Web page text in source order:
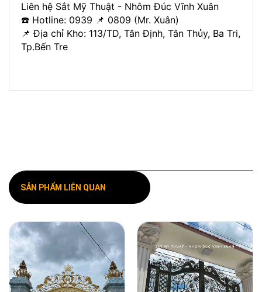
Liên hệ Sắt Mỹ Thuật - Nhôm Đúc Vĩnh Xuân
☎️ Hotline: 0939 📌 0809 (Mr. Xuân)
📌 Địa chỉ Kho: 113/TD, Tân Định, Tân Thủy, Ba Tri,
Tp.Bến Tre
SẢN PHẨM LIÊN QUAN